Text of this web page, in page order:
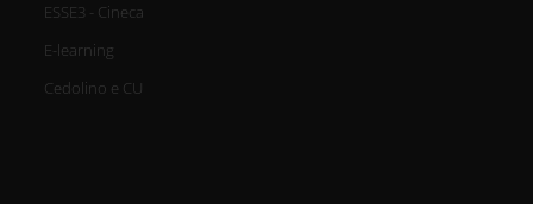
ESSE3 - Cineca
E-learning
Cedolino e CU